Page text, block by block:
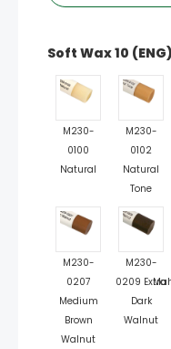
Soft Wax 10 (ENG)
M230-
0100
Natural
M230-
0102
Natural
Tone
M230-
0207
Medium
Brown
Walnut
M230-
0209 Extra
Dark
Walnut